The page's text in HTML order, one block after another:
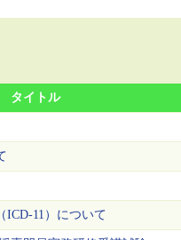
タイトル
ICD-11）について